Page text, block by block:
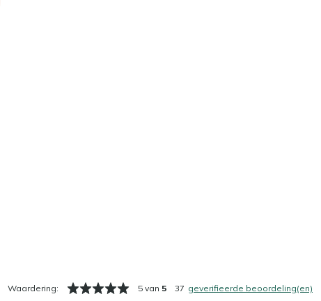
Waardering: 5 van 5 37 geverifieerde beoordeling(en)